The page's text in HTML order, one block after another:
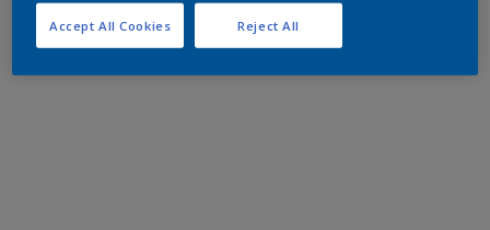
Reject All
Accept All Cookies